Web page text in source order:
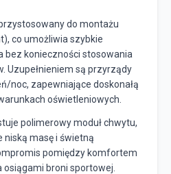
do montażu
co umożliwia szybkie
bez konieczności stosowania
Uzupełnieniem są przyrządy
noc, zapewniające doskonałą
oświetleniowych.
polimerowy moduł chwytu,
niską masę i świetną
pomiędzy komfortem
broni sportowej.